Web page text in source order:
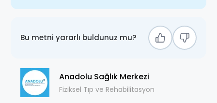
Bu metni yararlı buldunuz mu?
Anadolu Sağlık Merkezi
Fiziksel Tıp ve Rehabilitasyon